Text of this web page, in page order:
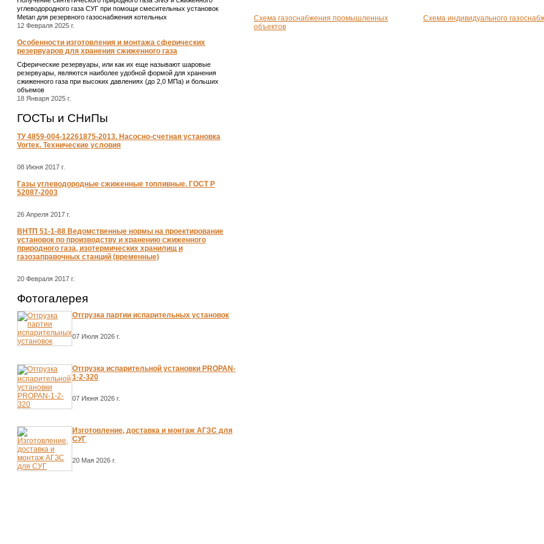
углеводородного газа СУГ при помощи смесительных установок
Metan для резервного газоснабжения котельных
12 Февраля 2025 г.
Особенности изготовления и монтажа сферических
резервуаров для хранения сжиженного газа
Сферические резервуары, или как их еще называют шаровые
резервуары, являются наиболее удобной формой для хранения
сжиженного газа при высоких давлениях (до 2,0 МПа) и больших
объемов
18 Января 2025 г.
ГОСТы и СНиПы
ТУ 4859-004-12261875-2013. Насосно-счетная установка
Vortex. Технические условия
08 Июня 2017 г.
Газы углеводородные сжиженные топливные. ГОСТ Р
52087-2003
26 Апреля 2017 г.
ВНТП 51-1-88 Ведомственные нормы на проектирование
установок по производству и хранению сжиженного
природного газа, изотермических хранилищ и
газозаправочных станций (временные)
20 Февраля 2017 г.
Фотогалерея
Отгрузка партии испарительных установок
07 Июля 2026 г.
Отгрузка испарительной установки PROPAN-
1-2-320
07 Июня 2026 г.
Изготовление, доставка и монтаж АГЗС для
СУГ
20 Мая 2026 г.
Схема газоснабжения промышленных
объектов
Схема индивидуального